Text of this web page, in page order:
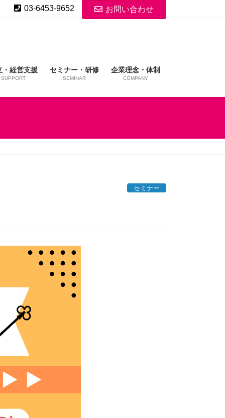
03-6453-9652 お問い合わせ
・経営支援
SUPPORT
セミナー・研修
SEMINAR
企業理念・体制
COMPANY
セミナー